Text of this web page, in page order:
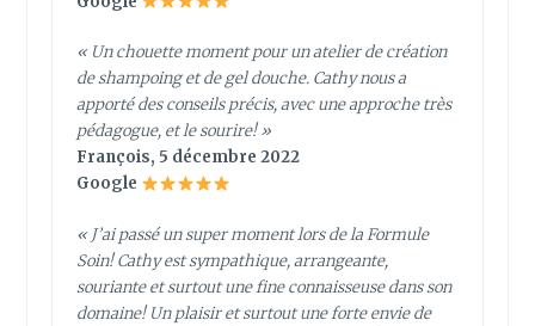
« Un chouette moment pour un atelier de création
de shampoing et de gel douche. Cathy nous a
apporté des conseils précis, avec une approche très
pédagogue, et le sourire! »
François, 5 décembre 2022
Google
« J’ai passé un super moment lors de la Formule
Soin! Cathy est sympathique, arrangeante,
souriante et surtout une fine connaisseuse dans son
domaine! Un plaisir et surtout une forte envie de